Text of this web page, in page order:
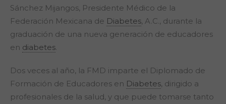
Sánchez Mijangos, Presidente Médico de la
Federación Mexicana de Diabetes, A.C., durante la
graduación de una nueva generación de educadores
en diabetes.
Dos veces al año, la FMD imparte el Diplomado de
Formación de Educadores en Diabetes, dirigido a
profesionales de la salud, y que puede tomarse tanto